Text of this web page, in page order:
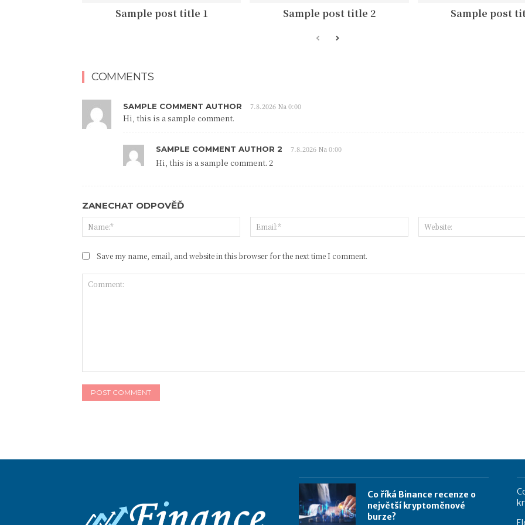
Sample post title 1 Sample post title 2 Sample post
COMMENTS
SAMPLE COMMENT AUTHOR 7.8.2026 Na 0:00
Hi, this is a sample comment.
SAMPLE COMMENT AUTHOR 2 7.8.2026 Na 0:00
Hi, this is a sample comment. 2
ZANECHAT ODPOVĚĎ
Save my name, email, and website in this browser for the next time I comment.
Co říká Binance recenze o
největší kryptoměnové
burze?